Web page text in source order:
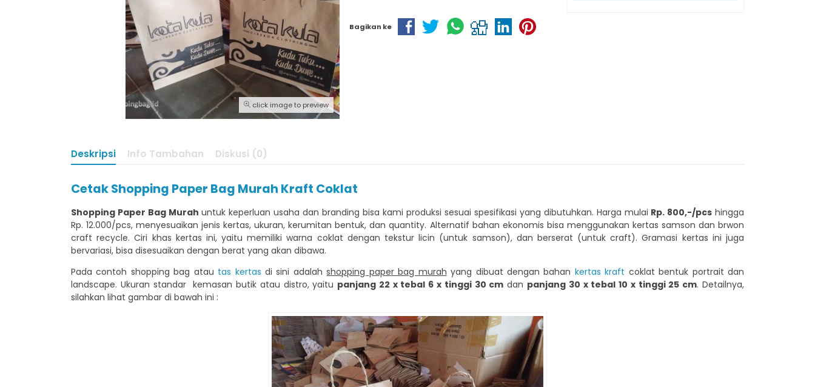
click image to preview
Bagikan ke
Deskripsi Info Tambahan Diskusi (0)
Cetak Shopping Paper Bag Murah Kraft Coklat
Shopping Paper Bag Murah untuk keperluan usaha dan branding bisa kami produksi sesuai spesifikasi yang dibutuhkan. Harga mulai Rp. 800,-/pcs hingga
Rp. 12.000/pcs, menyesuaikan jenis kertas, ukuran, kerumitan bentuk, dan quantity. Alternatif bahan ekonomis bisa menggunakan kertas samson dan brwon
craft recycle. Ciri khas kertas ini, yaitu memiliki warna coklat dengan tekstur licin (untuk samson), dan berserat (untuk craft). Gramasi kertas ini juga
bervariasi, bisa disesuaikan dengan berat yang akan dibawa.
Pada contoh shopping bag atau tas kertas di sini adalahshopping paper bag murah yang dibuat dengan bahan kertas kraft coklat bentuk portrait dan
landscape. Ukuran standar kemasan butik atau distro, yaitu panjang 22 x tebal 6 x tinggi 30 cm dan panjang 30 x tebal 10 x tinggi 25 cm. Detailnya,
silahkan lihat gambar di bawah ini :